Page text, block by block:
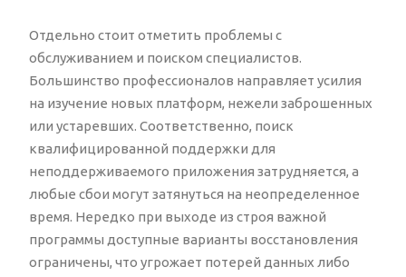
Отдельно стоит отметить проблемы с
обслуживанием и поиском специалистов.
Большинство профессионалов направляет усилия
на изучение новых платформ, нежели заброшенных
или устаревших. Соответственно, поиск
квалифицированной поддержки для
неподдерживаемого приложения затрудняется, а
любые сбои могут затянуться на неопределенное
время. Нередко при выходе из строя важной
программы доступные варианты восстановления
ограничены, что угрожает потерей данных либо